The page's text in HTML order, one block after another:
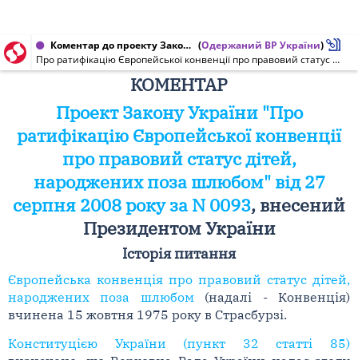
Коментар до проекту Закону України від 27.08.2008 № 93 (Одержаний ВР України)
Про ратифікацію Європейської конвенції про правовий статус дітей, народжених поза шлюбом